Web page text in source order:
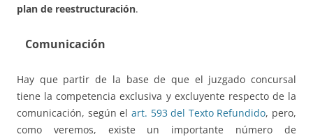
plan de reestructuración.
Comunicación
Hay que partir de la base de que el juzgado concursal
tiene la competencia exclusiva y excluyente respecto de la
comunicación, según el art. 593 del Texto Refundido, pero,
como veremos, existe un importante número de